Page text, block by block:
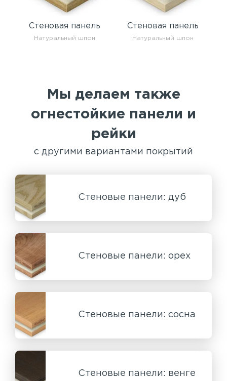
Стеновая панель
Натуральный шпон
Стеновая панель
Натуральный шпон
Мы делаем также
огнестойкие панели и
рейки
с другими вариантами покрытий
Стеновые панели: дуб
Стеновые панели: орех
Стеновые панели: сосна
Стеновые панели: венге